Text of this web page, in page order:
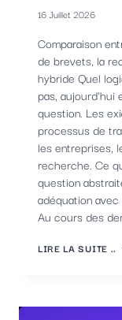
16 Juillet 2026
Comparaison
de brevets, la
hybride Quel
pas, aujourd'hui
question. Les
processus de
les entreprises,
recherche. Ce
question
adéquation
Au cours des
LIRE LA SUITE ..